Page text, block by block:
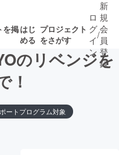
を掲はじ
める
プロジェクト
をさがす
集終了が近いプ
ジェクト
もうすぐ公開
されます
ロ
グ
イ
ン
/
新
規
会
員
登
録
のリベンジを
！
ートプログラム対象